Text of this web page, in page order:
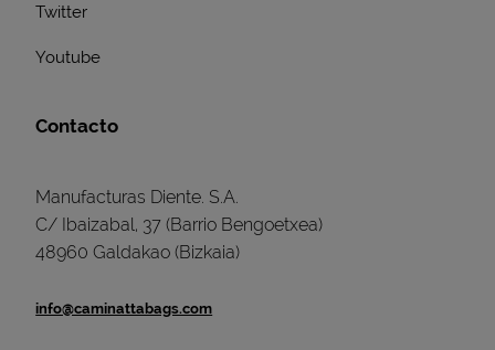
Twitter
Youtube
Contacto
Manufacturas Diente. S.A.
C/ Ibaizabal, 37 (Barrio Bengoetxea)
48960 Galdakao (Bizkaia)
info@caminattabags.com